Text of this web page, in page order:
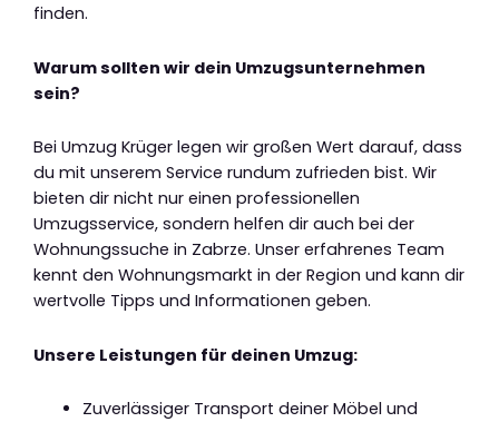
finden.
Warum sollten wir dein Umzugsunternehmen
sein?
Bei Umzug Krüger legen wir großen Wert darauf, dass
du mit unserem Service rundum zufrieden bist. Wir
bieten dir nicht nur einen professionellen
Umzugsservice, sondern helfen dir auch bei der
Wohnungssuche in Zabrze. Unser erfahrenes Team
kennt den Wohnungsmarkt in der Region und kann dir
wertvolle Tipps und Informationen geben.
Unsere Leistungen für deinen Umzug:
Zuverlässiger Transport deiner Möbel und